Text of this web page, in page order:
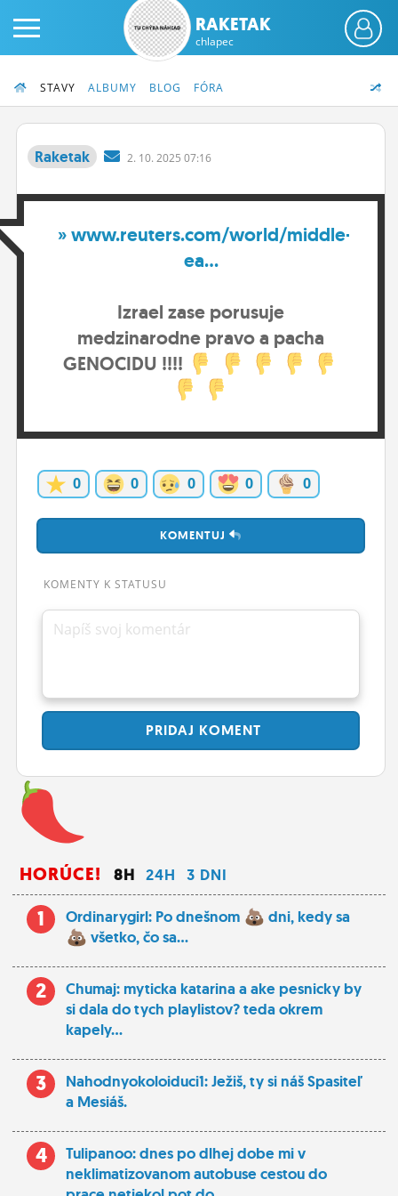
ČINŽIAK
STATUSY
BLOGY
NASTAVENIA
RAKETAK
chlapec
STAVY ALBUMY BLOG FÓRA
Raketak 2. 10. 2025 07:16
» www.reuters.com/world/middle-
ea...
Izrael zase porusuje
medzinarodne pravo a pacha
GENOCIDU !!!!
0 0 0 0 0
KOMENTUJ
KOMENTY K STATUSU
Napíš svoj komentár
PRIDAJ KOMENT
HORÚCE! 8H 24H 3 DNI
1 Ordinarygirl: Po dnešnom
dni, kedy sa
všetko, čo sa...
2
Chumaj: myticka katarina a ake pesnicky by
si dala do tych playlistov? teda okrem
kapely...
3
Nahodnyokoloiduci1: Ježiš, ty si náš Spasiteľ
a Mesiáš.
4
Tulipanoo: dnes po dlhej dobe mi v
neklimatizovanom autobuse cestou do